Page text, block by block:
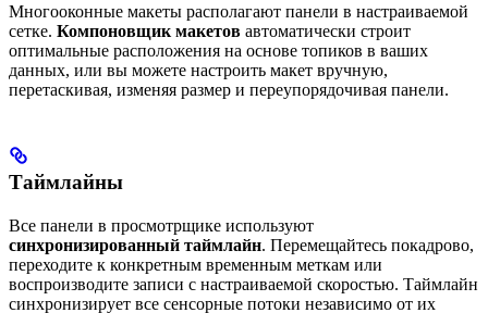
Многооконные макеты располагают панели в настраиваемой
сетке. Компоновщик макетов автоматически строит
оптимальные расположения на основе топиков в ваших
данных, или вы можете настроить макет вручную,
перетаскивая, изменяя размер и переупорядочивая панели.
Таймлайны
Все панели в просмотрщике используют
синхронизированный таймлайн. Перемещайтесь покадрово,
переходите к конкретным временным меткам или
воспроизводите записи с настраиваемой скоростью. Таймлайн
синхронизирует все сенсорные потоки независимо от их